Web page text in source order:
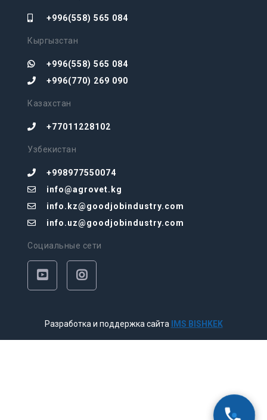
+996(558) 565 084
Кыргызстан
+996(558) 565 084
+996(770) 269 090
Казахстан
+77011228102
Узбекистан
+998977550074
info@agrovet.kg
info.kz@goodjobindustry.com
info.uz@goodjobindustry.com
Социальные сети
Разработка и поддержка сайта IMS BISHKEK